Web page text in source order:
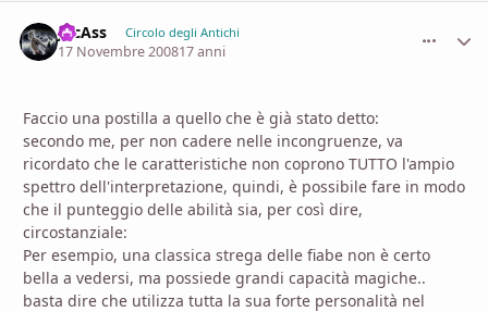
JocAss Circolo degli Antichi
17 Novembre 200817 anni
Faccio una postilla a quello che è già stato detto:
secondo me, per non cadere nelle incongruenze, va
ricordato che le caratteristiche non coprono TUTTO l'ampio
spettro dell'interpretazione, quindi, è possibile fare in modo
che il punteggio delle abilità sia, per così dire,
circostanziale:
Per esempio, una classica strega delle fiabe non è certo
bella a vedersi, ma possiede grandi capacità magiche..
basta dire che utilizza tutta la sua forte personalità nel